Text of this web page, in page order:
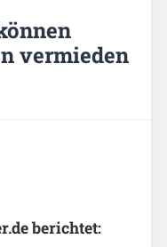
vermieden
berichtet: